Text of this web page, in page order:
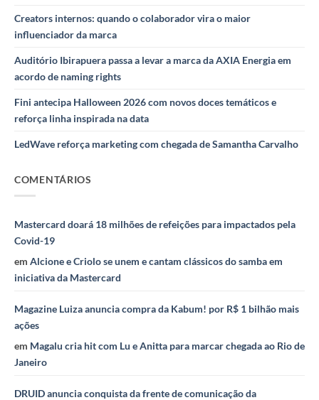
Creators internos: quando o colaborador vira o maior
influenciador da marca
Auditório Ibirapuera passa a levar a marca da AXIA Energia em
acordo de naming rights
Fini antecipa Halloween 2026 com novos doces temáticos e
reforça linha inspirada na data
LedWave reforça marketing com chegada de Samantha Carvalho
COMENTÁRIOS
Mastercard doará 18 milhões de refeições para impactados pela
Covid-19
em Alcione e Criolo se unem e cantam clássicos do samba em
iniciativa da Mastercard
Magazine Luiza anuncia compra da Kabum! por R$ 1 bilhão mais
ações
em Magalu cria hit com Lu e Anitta para marcar chegada ao Rio de
Janeiro
DRUID anuncia conquista da frente de comunicação da